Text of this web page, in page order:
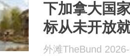
下加拿大国
标从未开放
外滩TheBund